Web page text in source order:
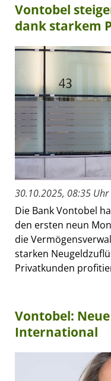
Vontobel
dank starkem
30.10.2025, 08:35 Uhr
Die Bank Vontobel
den ersten neun
die
starken
Privatkunden
Vontobel:
International